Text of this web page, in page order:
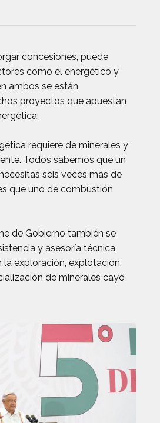
concesiones, puede
como el energético y
ambos se están
proyectos que apuestan
requiere de minerales y
Todos sabemos que un
seis veces más de
que uno de combustión
de Gobierno también se
y asesoría técnica
exploración, explotación,
de minerales cayó